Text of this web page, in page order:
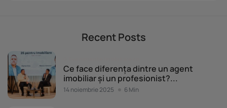
Recent Posts
Ce face diferența dintre un agent
imobiliar și un profesionist?...
14 noiembrie 2025 6 Min